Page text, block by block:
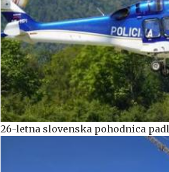
26-letna slovenska pohodnica